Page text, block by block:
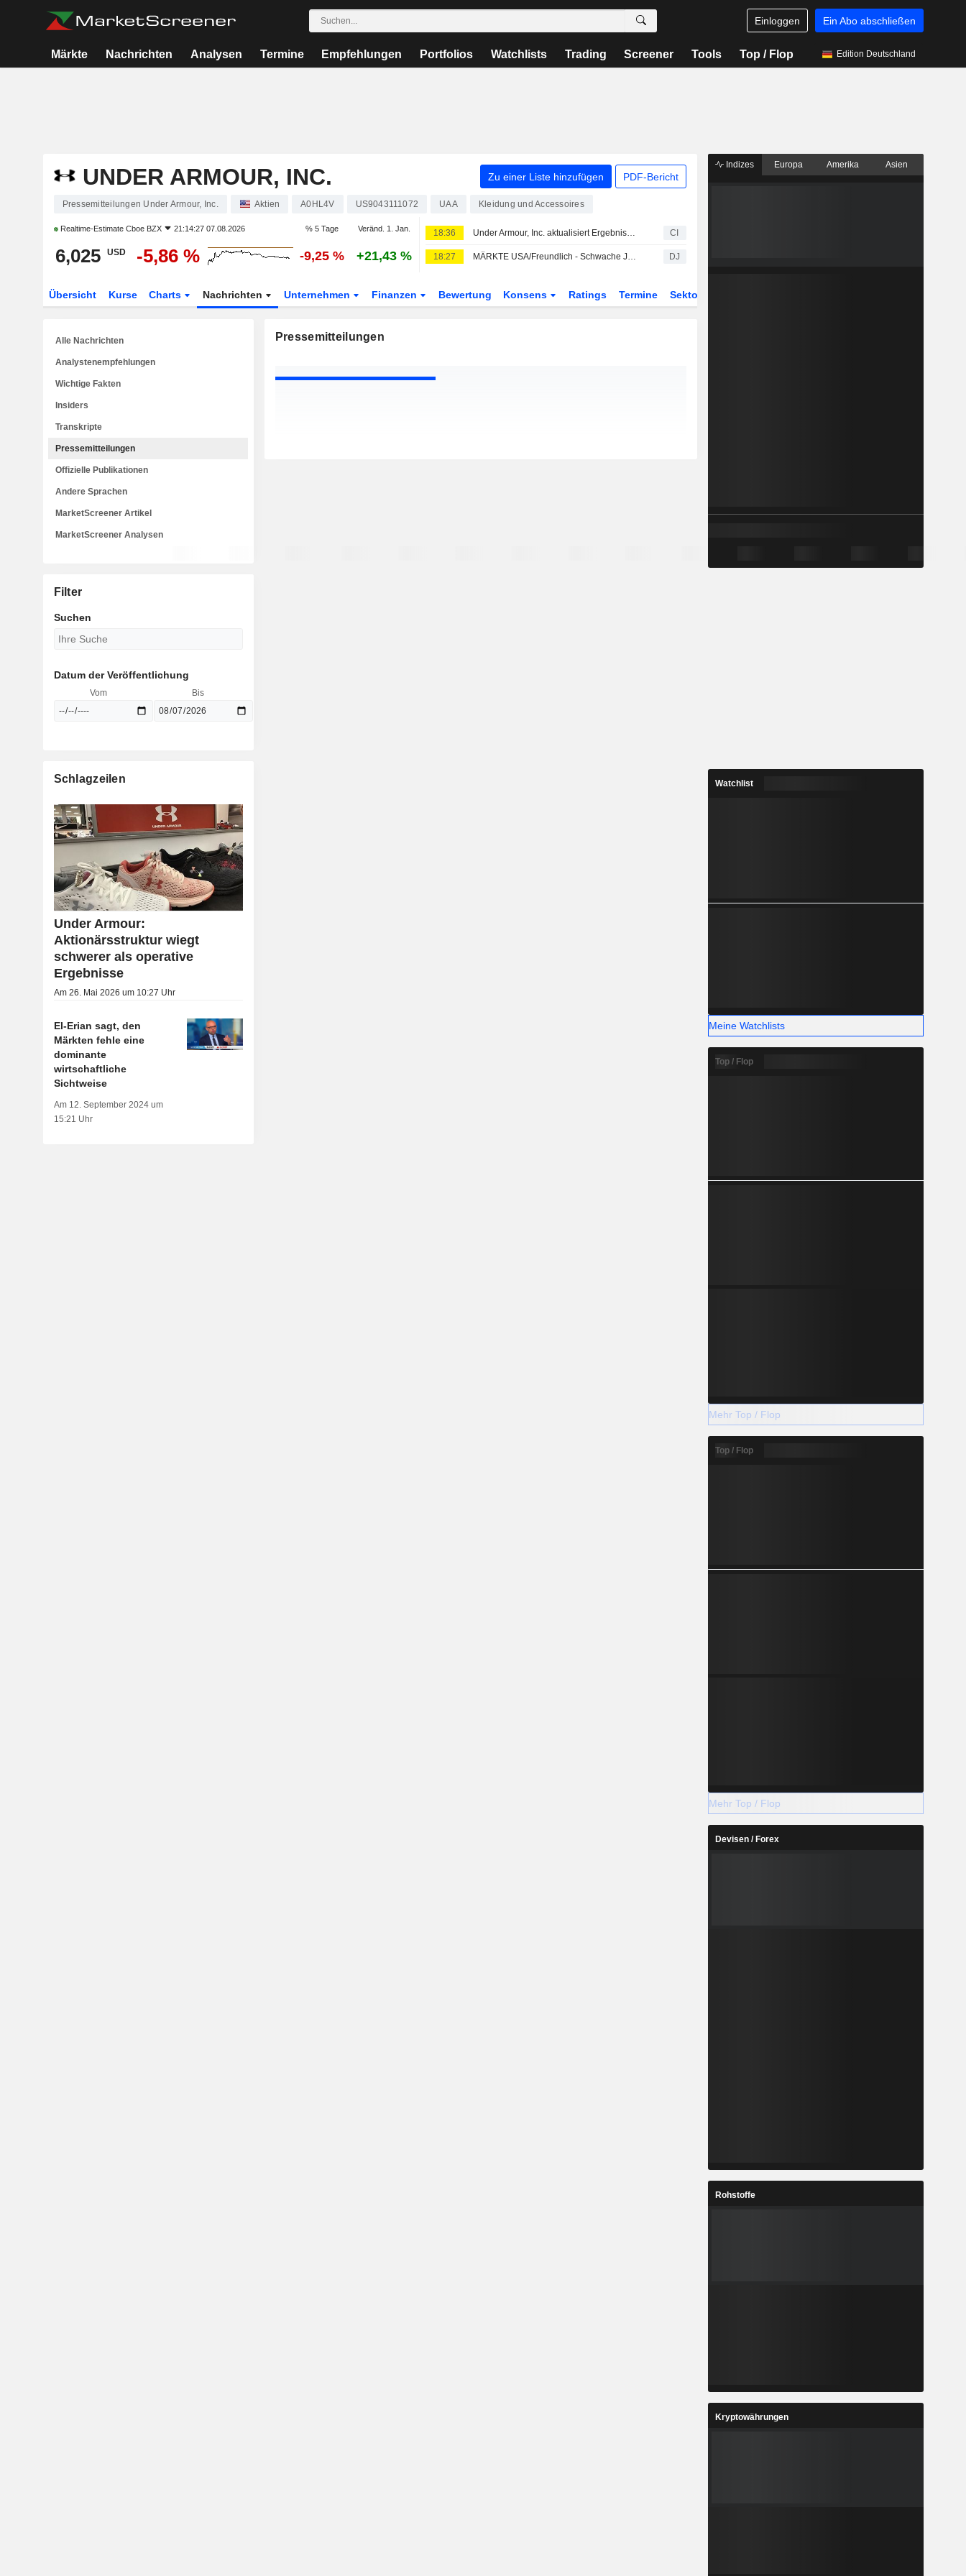
Einloggen Ein Abo abschließen
Märkte Nachrichten Analysen Termine Empfehlungen Portfolios Watchlists Trading Screener Tools Top / Flop Edition Deutschland
UNDER ARMOUR, INC. Zu einer Liste hinzufügen PDF-Bericht
Pressemitteilungen Under Armour, Inc. Aktien A0HL4V US9043111072 UAA Kleidung und Accessoires
Realtime-Estimate Cboe BZX 21:14:27 07.08.2026 % 5 Tage Veränd. 1. Jan.
6,025 USD -5,86 % -9,25 % +21,43 %
18:36 Under Armour, Inc. aktualisiert Ergebnisprognose für die drei Monate bis zum 30. September 2026 und das Geschäftsjahr bis zum 31. März 2027 CI
18:27 MÄRKTE USA/Freundlich - Schwache Jobdaten lindern Zinsängste DJ
Übersicht Kurse Charts Nachrichten Unternehmen Finanzen Bewertung Konsens Ratings Termine Sektor
Pressemitteilungen
Alle Nachrichten
Analystenempfehlungen
Wichtige Fakten
Insiders
Transkripte
Pressemitteilungen
Offizielle Publikationen
Andere Sprachen
MarketScreener Artikel
MarketScreener Analysen
Filter
Suchen
Datum der Veröffentlichung
Vom Bis
Schlagzeilen
Under Armour:
Aktionärsstruktur wiegt
schwerer als operative
Ergebnisse
Am 26. Mai 2026 um 10:27 Uhr
El-Erian sagt, den
Märkten fehle eine
dominante
wirtschaftliche
Sichtweise
Am 12. September 2024 um
15:21 Uhr
Indizes Europa Amerika Asien
Watchlist
Meine Watchlists
Top / Flop
Mehr Top / Flop
Top / Flop
Mehr Top / Flop
Devisen / Forex
Rohstoffe
Kryptowährungen